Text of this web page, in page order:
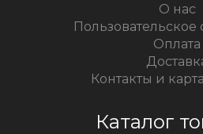
О нас
Оплата
Контакты и
Каталог